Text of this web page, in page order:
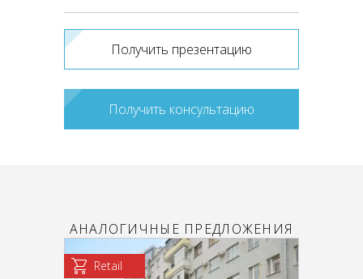
Получить презентацию
Получить консультацию
АНАЛОГИЧНЫЕ ПРЕДЛОЖЕНИЯ
Retail